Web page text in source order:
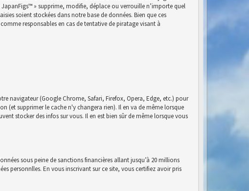
JapanFigs™ » supprime, modifie, déplace ou verrouille n’importe quel
soient stockées dans notre base de données. Bien que ces
responsables en cas de tentative de piratage visant à
navigateur (Google Chrome, Safari, Firefox, Opera, Edge, etc.) pour
(et supprimer le cache n'y changera rien). Il en va de même lorsque
stocker des infos sur vous. Il en est bien sûr de même lorsque vous
sous peine de sanctions financières allant jusqu’à 20 millions
personnlles. En vous inscrivant sur ce site, vous certifiez avoir pris